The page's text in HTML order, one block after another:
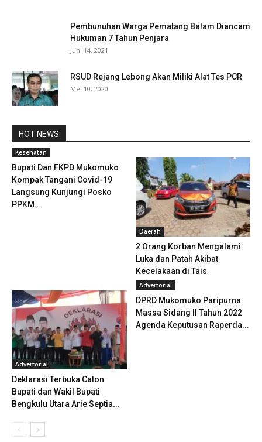
Pembunuhan Warga Pematang Balam Diancam
Hukuman 7 Tahun Penjara
Juni 14, 2021
RSUD Rejang Lebong Akan Miliki Alat Tes PCR
Mei 10, 2020
HOT NEWS
Kesehatan
Bupati Dan FKPD Mukomuko
Kompak Tangani Covid-19
Langsung Kunjungi Posko
PPKM...
Daerah
2 Orang Korban Mengalami
Luka dan Patah Akibat
Kecelakaan di Tais
Advertorial
Deklarasi Terbuka Calon
Bupati dan Wakil Bupati
Bengkulu Utara Arie Septia...
Advertorial
DPRD Mukomuko Paripurna
Massa Sidang II Tahun 2022
Agenda Keputusan Raperda...